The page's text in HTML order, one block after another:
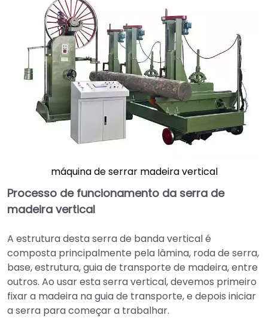
máquina de serrar madeira vertical
Processo de funcionamento da serra de
madeira vertical
A estrutura desta serra de banda vertical é
composta principalmente pela lâmina, roda de serra,
base, estrutura, guia de transporte de madeira, entre
outros. Ao usar esta serra vertical, devemos primeiro
fixar a madeira na guia de transporte, e depois iniciar
a serra para começar a trabalhar.